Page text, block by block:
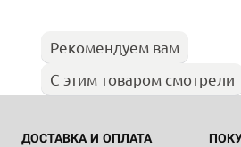
Рекомендуем вам
С этим товаром смотрели
ДОСТАВКА И ОПЛАТА